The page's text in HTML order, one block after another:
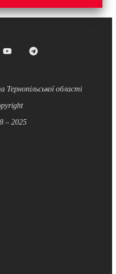
області
– 2025